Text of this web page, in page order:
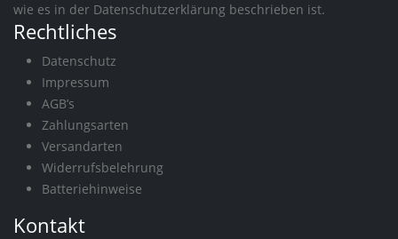
wie es in der Datenschutzerklärung beschrieben ist.
Rechtliches
Datenschutz
Impressum
AGB’s
Zahlungsarten
Versandarten
Widerrufsbelehrung
Batteriehinweise
Kontakt